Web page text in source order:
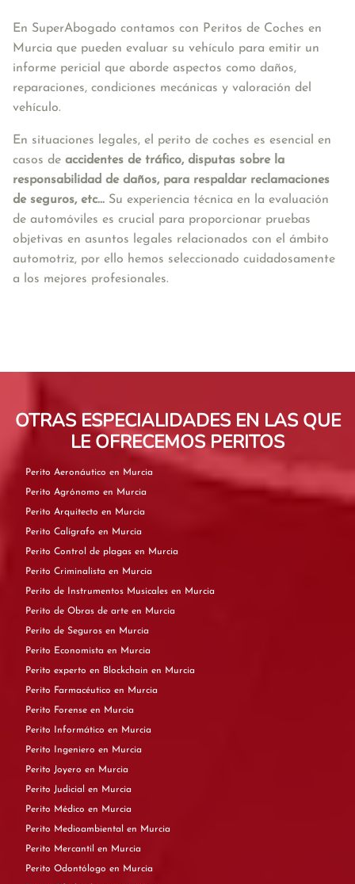
En SuperAbogado contamos con Peritos de Coches en
Murcia que pueden evaluar su vehículo para emitir un
informe pericial que aborde aspectos como daños,
reparaciones, condiciones mecánicas y valoración del
vehículo.
En situaciones legales, el perito de coches es esencial en
casos de accidentes de tráfico, disputas sobre la
responsabilidad de daños, para respaldar reclamaciones
de seguros, etc... Su experiencia técnica en la evaluación
de automóviles es crucial para proporcionar pruebas
objetivas en asuntos legales relacionados con el ámbito
automotriz, por ello hemos seleccionado cuidadosamente
a los mejores profesionales.
OTRAS ESPECIALIDADES EN LAS QUE
LE OFRECEMOS PERITOS
Perito Aeronáutico en Murcia
Perito Agrónomo en Murcia
Perito Arquitecto en Murcia
Perito Calígrafo en Murcia
Perito Control de plagas en Murcia
Perito Criminalista en Murcia
Perito de Instrumentos Musicales en Murcia
Perito de Obras de arte en Murcia
Perito de Seguros en Murcia
Perito Economista en Murcia
Perito experto en Blockchain en Murcia
Perito Farmacéutico en Murcia
Perito Forense en Murcia
Perito Informático en Murcia
Perito Ingeniero en Murcia
Perito Joyero en Murcia
Perito Judicial en Murcia
Perito Médico en Murcia
Perito Medioambiental en Murcia
Perito Mercantil en Murcia
Perito Odontólogo en Murcia